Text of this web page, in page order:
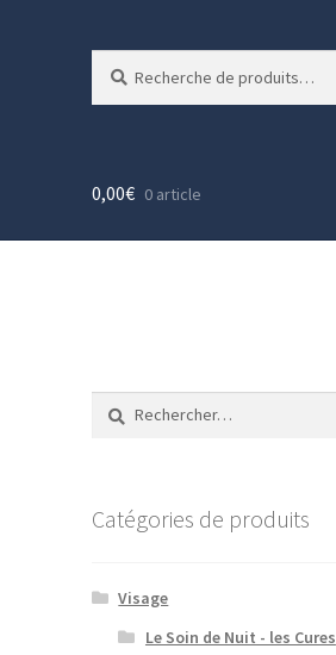
pour :
0,00€ 0 article
Rechercher :
Catégories de produits
Visage
Le Soin de Nuit - les Cures